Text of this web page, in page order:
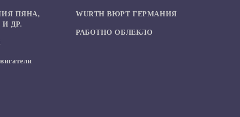
ПЯНА,
ДР.
WURTH ВЮРТ ГЕРМАНИЯ
РАБОТНО ОБЛЕКЛО